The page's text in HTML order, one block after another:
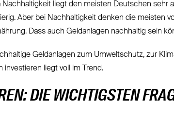
Nachhaltigkeit liegt den meisten Deutschen sehr
Aber bei Nachhaltigkeit denken die meisten
Dass auch Geldanlagen nachhaltig sein
Geldanlagen zum Umweltschutz, zur
liegt voll im Trend.
DIE WICHTIGSTEN